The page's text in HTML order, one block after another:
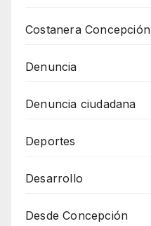
Costanera Concepción
Denuncia
Denuncia ciudadana
Deportes
Desarrollo
Desde Concepción